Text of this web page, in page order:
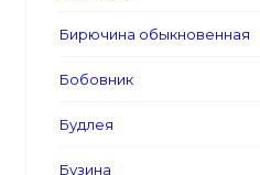
Бирючина обыкновенная
Бобовник
Будлея
Бузина